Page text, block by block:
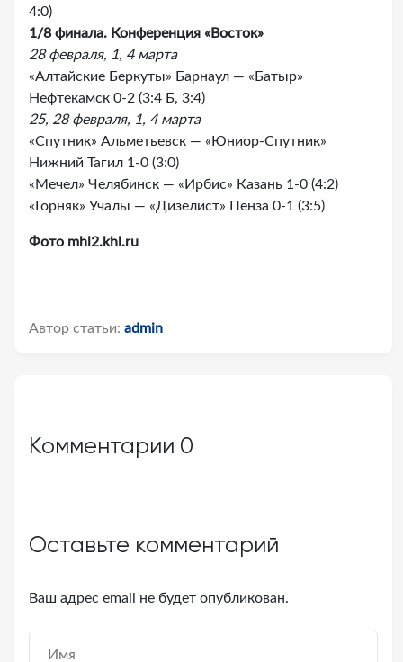
4:0)
1/8 финала. Конференция «Восток»
28 февраля, 1, 4 марта
«Алтайские Беркуты» Барнаул — «Батыр»
Нефтекамск 0-2 (3:4 Б, 3:4)
25, 28 февраля, 1, 4 марта
«Спутник» Альметьевск — «Юниор-Спутник»
Нижний Тагил 1-0 (3:0)
«Мечел» Челябинск — «Ирбис» Казань 1-0 (4:2)
«Горняк» Учалы — «Дизелист» Пенза 0-1 (3:5)
Фото mhl2.khl.ru
Автор статьи: admin
Комментарии 0
Оставьте комментарий
Ваш адрес email не будет опубликован.